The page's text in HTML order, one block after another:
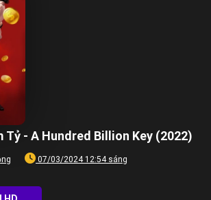
Tỷ - A Hundred Billion Key (2022)
07/03/2024 12:54 sáng